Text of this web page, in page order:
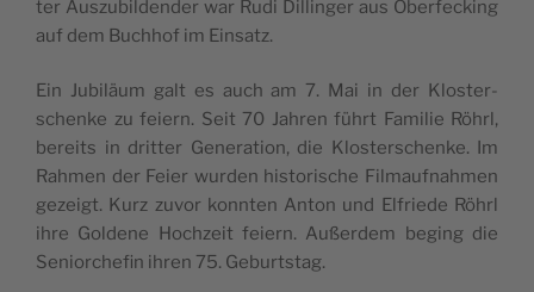
ter Aus­zu­bil­den­der war Rudi Dil­lin­ger aus Ober­fecking
auf dem Buch­hof im Einsatz.
Ein Jubi­lä­um galt es auch am 7. Mai in der Klos­ter­
schen­ke zu fei­ern. Seit 70 Jah­ren führt Fami­lie Röhrl,
bereits in drit­ter Gene­ra­ti­on, die Klos­ter­schen­ke. Im
Rah­men der Fei­er wur­den his­to­ri­sche Film­auf­nah­men
gezeigt. Kurz zuvor konn­ten Anton und Elfrie­de Röhrl
ihre Gol­de­ne Hoch­zeit fei­ern. Außer­dem beging die
Seni­or­che­fin ihren 75. Geburtstag.